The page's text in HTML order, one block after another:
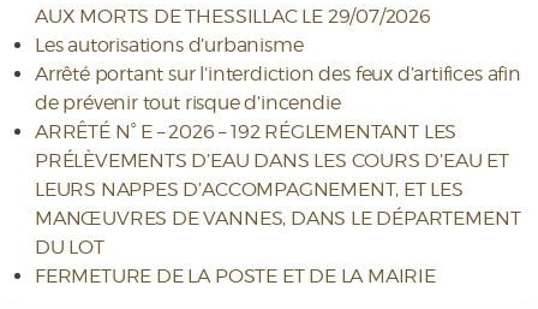
AUX MORTS DE THESSILLAC LE 29/07/2026
Les autorisations d’urbanisme
Arrêté portant sur l’interdiction des feux d’artifices afin
de prévenir tout risque d’incendie
ARRÊTÉ N° E – 2026 – 192 RÉGLEMENTANT LES
PRÉLÈVEMENTS D’EAU DANS LES COURS D’EAU ET
LEURS NAPPES D’ACCOMPAGNEMENT, ET LES
MANŒUVRES DE VANNES, DANS LE DÉPARTEMENT
DU LOT
FERMETURE DE LA POSTE ET DE LA MAIRIE